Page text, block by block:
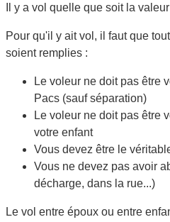
Il y a vol quelle que soit la
Pour qu'il y ait vol, il faut que
soient remplies :
Le voleur ne doit pas être
Pacs (sauf séparation)
Le voleur ne doit pas être
votre enfant
Vous devez être le
Vous ne devez pas avoir
décharge, dans la rue...)
Le vol entre époux ou entre